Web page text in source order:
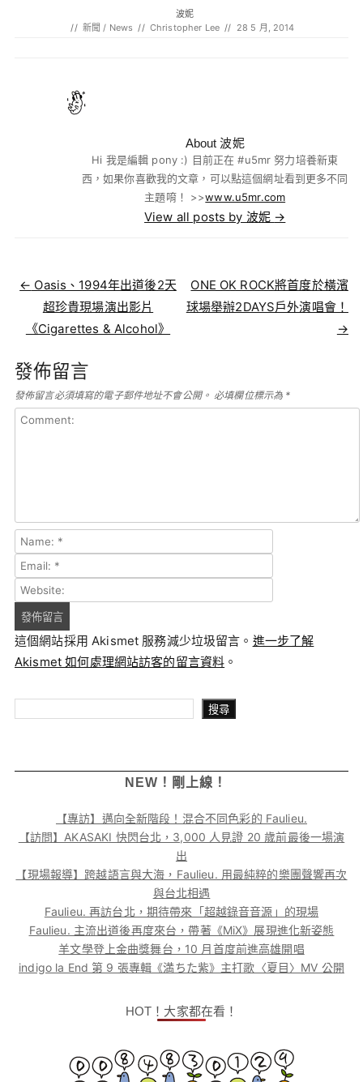
波妮
// 新聞 / News // Christopher Lee // 28 5 月, 2014
About 波妮
Hi 我是編輯 pony :) 目前正在 #u5mr 努力培養新東
西，如果你喜歡我的文章，可以點這個網址看到更多不同
主題唷！ >>www.u5mr.com
View all posts by 波妮 →
Post navigation
← Oasis、1994年出道後2天
超珍貴現場演出影片
《Cigarettes & Alcohol》
ONE OK ROCK將首度於橫濱
球場舉辦2DAYS戶外演唱會！
→
發佈留言
發佈留言必須填寫的電子郵件地址不會公開。 必填欄位標示為 *
這個網站採用 Akismet 服務減少垃圾留言。 進一步了解
Akismet 如何處理網站訪客的留言資料 。
搜尋
NEW！剛上線！
【專訪】邁向全新階段！混合不同色彩的 Faulieu.
【訪問】AKASAKI 快閃台北，3,000 人見證 20 歲前最後一場演
出
【現場報導】跨越語言與大海，Faulieu. 用最純粹的樂團聲響再次
與台北相遇
Faulieu. 再訪台北，期待帶來「超越錄音音源」的現場
Faulieu. 主流出道後再度來台，帶著《MiX》展現進化新姿態
羊文學登上金曲獎舞台，10 月首度前進高雄開唱
indigo la End 第 9 張專輯《満ちた紫》主打歌〈夏目〉MV 公開
HOT！大家都在看！